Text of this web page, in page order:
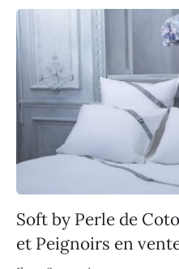
Soft by Perle de
et Peignoirs en